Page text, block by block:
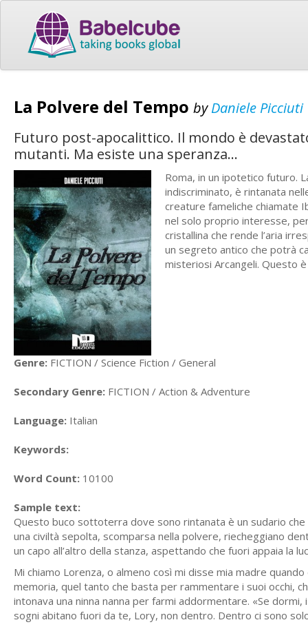
La Polvere del Tempo byDaniele Picciuti
Futuro post-apocalittico. Il mondo è
mutanti. Ma esiste una speranza...
Roma, in un ipotetico futuro.
indiscriminato, è rintanata
creature fameliche chiamate
nel solo proprio interesse,
cristallina che rende l’aria
un segreto antico che potrà
misteriosi Arcangeli. Questo
Genre: FICTION / Science Fiction / General
Secondary Genre: FICTION / Action & Adventure
Language: Italian
Keywords:
Word Count: 10100
Sample text:
Questo buco sottoterra dove sono rintanata è un sudario
una civiltà sepolta, scomparsa nella polvere, riecheggiano
un capo all’altro della stanza, aspettando che fuori appaia la
Mi chiamo Lorenza, o almeno così mi disse mia madre
memoria, quel tanto che basta per rammentare i suoi occhi,
intonava una ninna nanna per farmi addormentare. «Se
sogni abitano fuori da te, Lory, non dentro. Dentro ci sono